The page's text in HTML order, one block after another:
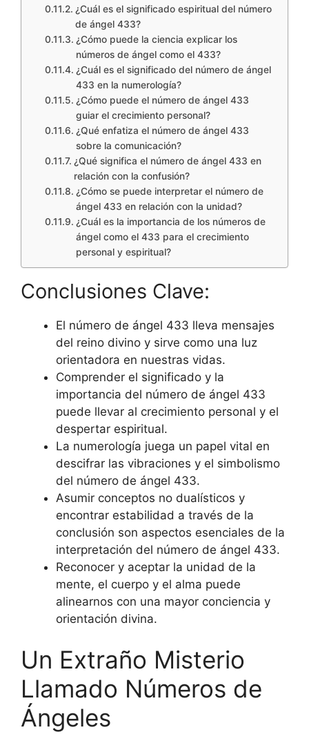
¿Cuál es el significado espiritual del número
de ángel 433?
¿Cómo puede la ciencia explicar los
números de ángel como el 433?
¿Cuál es el significado del número de ángel
433 en la numerología?
¿Cómo puede el número de ángel 433
guiar el crecimiento personal?
¿Qué enfatiza el número de ángel 433
sobre la comunicación?
¿Qué significa el número de ángel 433 en
relación con la confusión?
¿Cómo se puede interpretar el número de
ángel 433 en relación con la unidad?
¿Cuál es la importancia de los números de
ángel como el 433 para el crecimiento
personal y espiritual?
Conclusiones Clave:
El número de ángel 433 lleva mensajes
del reino divino y sirve como una luz
orientadora en nuestras vidas.
Comprender el significado y la
importancia del número de ángel 433
puede llevar al crecimiento personal y el
despertar espiritual.
La numerología juega un papel vital en
descifrar las vibraciones y el simbolismo
del número de ángel 433.
Asumir conceptos no dualísticos y
encontrar estabilidad a través de la
conclusión son aspectos esenciales de la
interpretación del número de ángel 433.
Reconocer y aceptar la unidad de la
mente, el cuerpo y el alma puede
alinearnos con una mayor conciencia y
orientación divina.
Un Extraño Misterio
Llamado Números de
Ángeles